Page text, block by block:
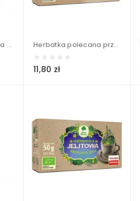
Bio energia - herbatka ekologiczna (25x2g) BIO - Dary Natury 50 g Herbatka polecana przy trądziku (25x2g) BIO - Dary Natury 50 g
11,80 zł